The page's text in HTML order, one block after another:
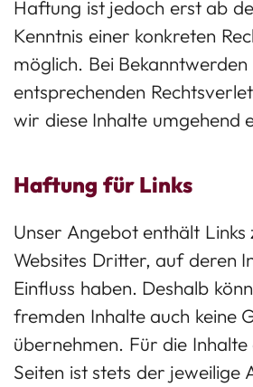
Haftung ist jedoch erst ab
Kenntnis einer konkreten
möglich. Bei Bekanntwerden
entsprechenden
wir diese Inhalte umgehend
Haftung für Links
Unser Angebot enthält Links
Websites Dritter, auf deren
Einfluss haben. Deshalb
fremden Inhalte auch keine
übernehmen. Für die
Seiten ist stets der jeweilige